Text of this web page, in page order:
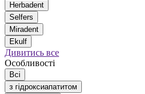
Herbadent
Selfers
Miradent
Ekulf
Дивитись все
Особливості
Всі
з гідроксиапатитом